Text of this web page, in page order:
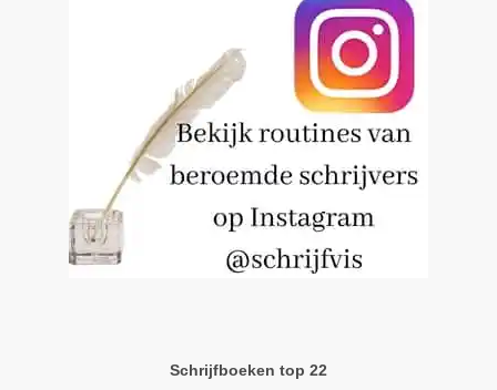
Schrijfboeken top 22